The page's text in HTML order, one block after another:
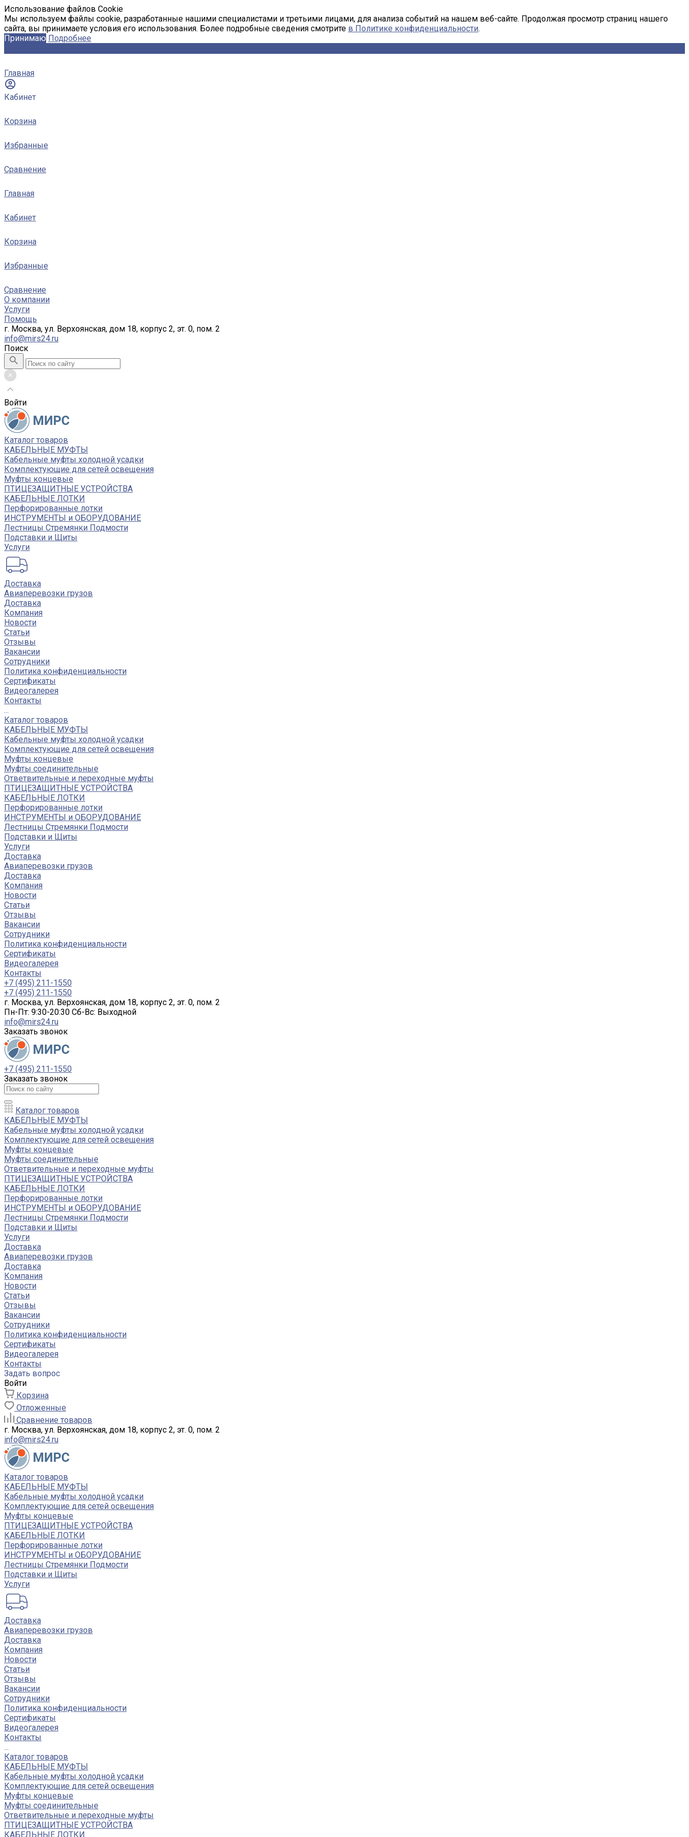
Использование файлов Cookie
Мы используем файлы cookie, разработанные нашими специалистами и третьими лицами, для анализа событий на нашем веб-сайте. Продолжая просмотр страниц нашего
сайта, вы принимаете условия его использования. Более подробные сведения смотрите в Политике конфиденциальности.
Принимаю Подробнее
Главная
Кабинет
Корзина
Избранные
Сравнение
Главная
Кабинет
Корзина
Избранные
Сравнение
О компании
Услуги
Помощь
г. Москва, ул. Верхоянская, дом 18, корпус 2, эт. 0, пом. 2
info@mirs24.ru
Поиск
Войти
Каталог товаров
КАБЕЛЬНЫЕ МУФТЫ
Кабельные муфты холодной усадки
Комплектующие для сетей освещения
Муфты концевые
ПТИЦЕЗАЩИТНЫЕ УСТРОЙСТВА
КАБЕЛЬНЫЕ ЛОТКИ
Перфорированные лотки
ИНСТРУМЕНТЫ и ОБОРУДОВАНИЕ
Лестницы Стремянки Подмости
Подставки и Щиты
Услуги
Доставка
Авиаперевозки грузов
Доставка
Компания
Новости
Статьи
Отзывы
Вакансии
Сотрудники
Политика конфиденциальности
Сертификаты
Видеогалерея
Контакты
...
Каталог товаров
КАБЕЛЬНЫЕ МУФТЫ
Кабельные муфты холодной усадки
Комплектующие для сетей освещения
Муфты концевые
Муфты соединительные
Ответвительные и переходные муфты
ПТИЦЕЗАЩИТНЫЕ УСТРОЙСТВА
КАБЕЛЬНЫЕ ЛОТКИ
Перфорированные лотки
ИНСТРУМЕНТЫ и ОБОРУДОВАНИЕ
Лестницы Стремянки Подмости
Подставки и Щиты
Услуги
Доставка
Авиаперевозки грузов
Доставка
Компания
Новости
Статьи
Отзывы
Вакансии
Сотрудники
Политика конфиденциальности
Сертификаты
Видеогалерея
Контакты
+7 (495) 211-1550
+7 (495) 211-1550
г. Москва, ул. Верхоянская, дом 18, корпус 2, эт. 0, пом. 2
Пн-Пт: 9:30-20:30 Cб-Вс: Выходной
info@mirs24.ru
Заказать звонок
+7 (495) 211-1550
Заказать звонок
Каталог товаров
КАБЕЛЬНЫЕ МУФТЫ
Кабельные муфты холодной усадки
Комплектующие для сетей освещения
Муфты концевые
Муфты соединительные
Ответвительные и переходные муфты
ПТИЦЕЗАЩИТНЫЕ УСТРОЙСТВА
КАБЕЛЬНЫЕ ЛОТКИ
Перфорированные лотки
ИНСТРУМЕНТЫ и ОБОРУДОВАНИЕ
Лестницы Стремянки Подмости
Подставки и Щиты
Услуги
Доставка
Авиаперевозки грузов
Доставка
Компания
Новости
Статьи
Отзывы
Вакансии
Сотрудники
Политика конфиденциальности
Сертификаты
Видеогалерея
Контакты
Задать вопрос
Войти
Корзина
Отложенные
Сравнение товаров
г. Москва, ул. Верхоянская, дом 18, корпус 2, эт. 0, пом. 2
info@mirs24.ru
Каталог товаров
КАБЕЛЬНЫЕ МУФТЫ
Кабельные муфты холодной усадки
Комплектующие для сетей освещения
Муфты концевые
ПТИЦЕЗАЩИТНЫЕ УСТРОЙСТВА
КАБЕЛЬНЫЕ ЛОТКИ
Перфорированные лотки
ИНСТРУМЕНТЫ и ОБОРУДОВАНИЕ
Лестницы Стремянки Подмости
Подставки и Щиты
Услуги
Доставка
Авиаперевозки грузов
Доставка
Компания
Новости
Статьи
Отзывы
Вакансии
Сотрудники
Политика конфиденциальности
Сертификаты
Видеогалерея
Контакты
...
Каталог товаров
КАБЕЛЬНЫЕ МУФТЫ
Кабельные муфты холодной усадки
Комплектующие для сетей освещения
Муфты концевые
Муфты соединительные
Ответвительные и переходные муфты
ПТИЦЕЗАЩИТНЫЕ УСТРОЙСТВА
КАБЕЛЬНЫЕ ЛОТКИ